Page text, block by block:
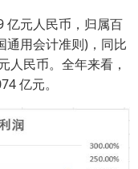
亿元人民币，归属百
通用会计准则)，同比
人民币。全年来看，
亿元。